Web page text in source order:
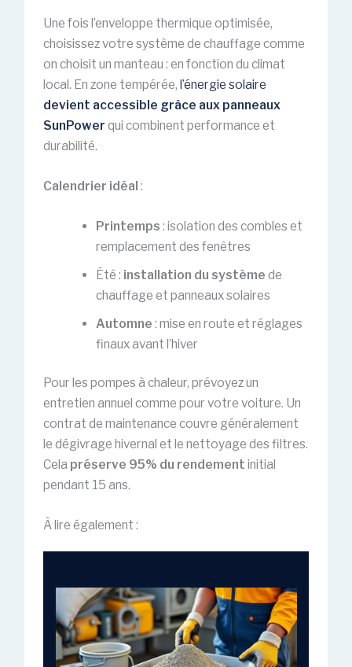
Une fois l’enveloppe thermique optimisée,
choisissez votre système de chauffage comme
on choisit un manteau : en fonction du climat
local. En zone tempérée, l’énergie solaire
devient accessible grâce aux panneaux
SunPower qui combinent performance et
durabilité.
Calendrier idéal :
Printemps : isolation des combles et
remplacement des fenêtres
Été : installation du système de
chauffage et panneaux solaires
Automne : mise en route et réglages
finaux avant l’hiver
Pour les pompes à chaleur, prévoyez un
entretien annuel comme pour votre voiture. Un
contrat de maintenance couvre généralement
le dégivrage hivernal et le nettoyage des filtres.
Cela préserve 95% du rendement initial
pendant 15 ans.
À lire également :